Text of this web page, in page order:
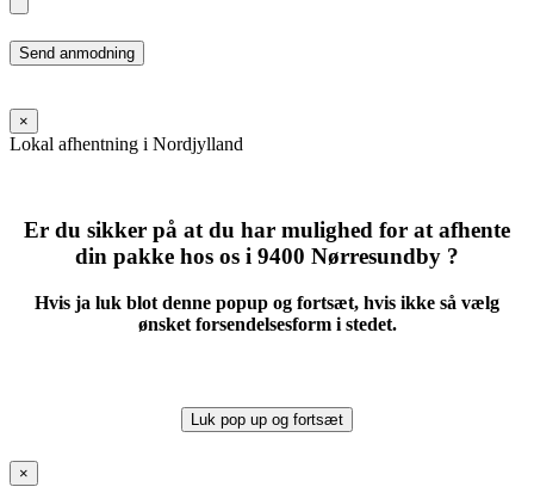
Please
leave
field
empty.
×
Lokal afhentning i Nordjylland
Er du sikker på at du har mulighed for at afhente
din pakke hos os i 9400 Nørresundby ?
Hvis ja luk blot denne popup og fortsæt, hvis ikke så vælg
ønsket forsendelsesform i stedet.
Luk pop up og fortsæt
×